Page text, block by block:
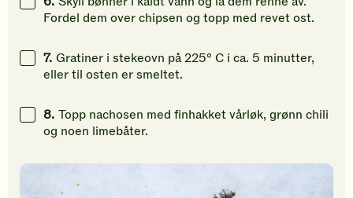
Fordel dem over chipsen og topp med revet ost.
7. Gratiner i stekeovn på 225° C i ca. 5 minutter,
eller til osten er smeltet.
8. Topp nachosen med finhakket vårløk, grønn chili
og noen limebåter.